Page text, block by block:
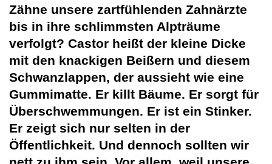
Zähne unsere zartfühlenden Zahnärzte
bis in ihre schlimmsten Alpträume
verfolgt? Castor heißt der kleine Dicke
mit den knackigen Beißern und diesem
Schwanzlappen, der aussieht wie eine
Gummimatte. Er killt Bäume. Er sorgt für
Überschwemmungen. Er ist ein Stinker.
Er zeigt sich nur selten in der
Öffentlichkeit. Und dennoch sollten wir